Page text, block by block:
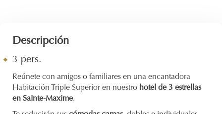
Descripción
3 pers.
Reúnete con amigos o familiares en una encantadora
Habitación Triple Superior en nuestro hotel de 3 estrellas
en Sainte-Maxime.